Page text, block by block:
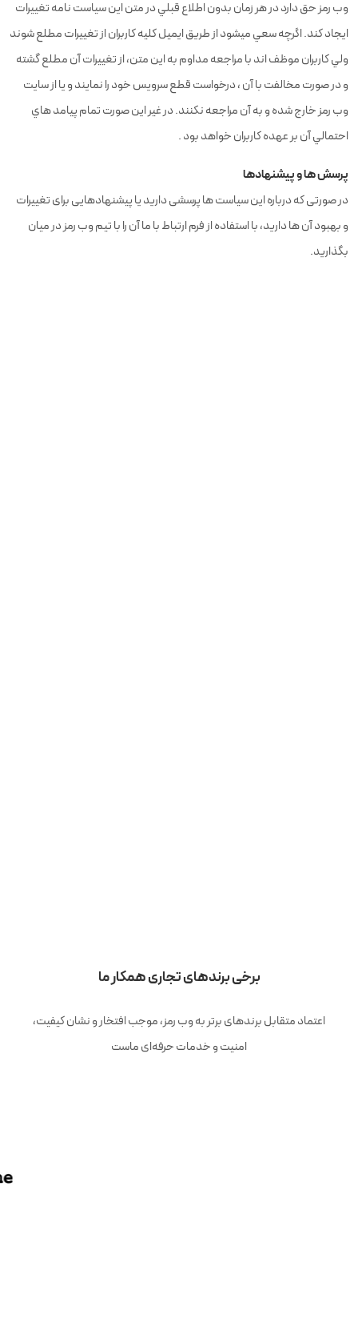
وب رمز حق دارد در هر زمان بدون اطلاع قبلي در متن این سیاست نامه تغييرات
ايجاد کند. اگرچه سعي ميشود از طريق ايميل کليه کاربران از تغييرات مطلع شوند
ولي کاربران موظف اند با مراجعه مداوم به اين متن، از تغييرات آن مطلع گشته
و در صورت مخالفت با آن ، درخواست قطع سرويس خود را نمايند و یا از سایت
وب رمز خارج شده و به آن مراجعه نکنند. در غير اين صورت تمام پيامد هاي
احتمالي آن بر عهده کاربران خواهد بود .
پرسش ها و پیشنهادها
در صورتی که درباره این سیاست ها پرسشی دارید یا پیشنهادهایی برای تغییرات
و بهبود آن ها دارید، با استفاده از فرم ارتباط با ما آن را با تیم وب رمز در میان
بگذارید.
برخی برندهای تجاری همکار ما
اعتماد متقابل برندهای برتر به وب رمز، موجب افتخار و نشان کیفیت،
امنیت و خدمات حرفه‌ای ماست